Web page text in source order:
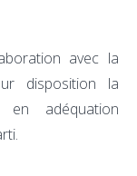
avec la
disposition la
adéquation